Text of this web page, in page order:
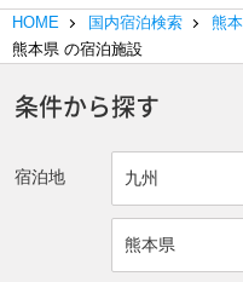
HOME 国内宿泊検索
熊
熊本県 の宿泊施設
条件から探す
宿泊地